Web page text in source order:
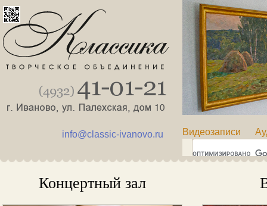
info@classic-ivanovo.ru Видеозаписи
Концертный зал